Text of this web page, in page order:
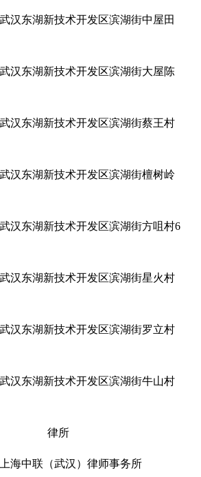
汉东湖新技术开发区滨湖街中屋田
汉东湖新技术开发区滨湖街大屋陈
汉东湖新技术开发区滨湖街蔡王村
汉东湖新技术开发区滨湖街檀树岭
汉东湖新技术开发区滨湖街方咀村6
汉东湖新技术开发区滨湖街星火村
汉东湖新技术开发区滨湖街罗立村
汉东湖新技术开发区滨湖街牛山村
律所
中联（武汉）律师事务所